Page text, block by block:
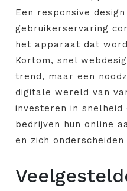
Een responsive
gebruikerservaring
het apparaat dat
Kortom, snel
trend, maar een
digitale wereld van
investeren in snelheid
bedrijven hun online
en zich